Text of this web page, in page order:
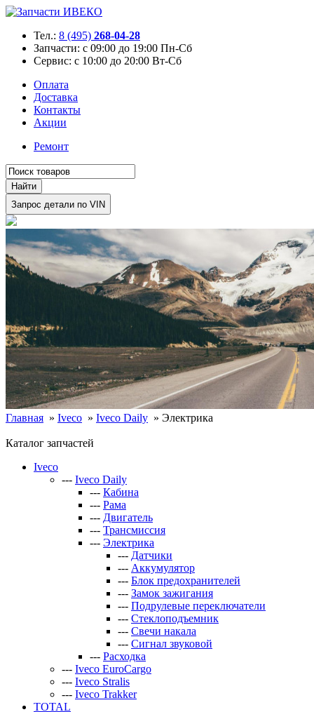
Тел.: 8 (495) 268-04-28
Запчасти: с 09:00 до 19:00 Пн-Сб
Сервис: с 10:00 до 20:00 Вт-Сб
Оплата
Доставка
Контакты
Акции
Ремонт
Главная » Iveco » Iveco Daily » Электрика
Каталог запчастей
Iveco
--- Iveco Daily
--- Кабина
--- Рама
--- Двигатель
--- Трансмиссия
--- Электрика
--- Датчики
--- Аккумулятор
--- Блок предохранителей
--- Замок зажигания
--- Подрулевые переключатели
--- Стеклоподъемник
--- Свечи накала
--- Сигнал звуковой
--- Расходка
--- Iveco EuroCargo
--- Iveco Stralis
--- Iveco Trakker
TOTAL